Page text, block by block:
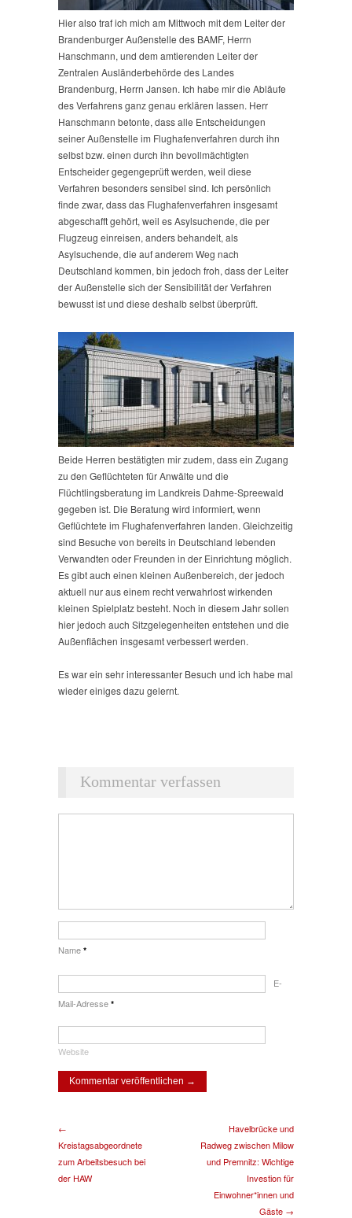
Hier also traf ich mich am Mittwoch mit dem Leiter der
Brandenburger Außenstelle des BAMF, Herrn
Hanschmann, und dem amtierenden Leiter der
Zentralen Ausländerbehörde des Landes
Brandenburg, Herrn Jansen. Ich habe mir die Abläufe
des Verfahrens ganz genau erklären lassen. Herr
Hanschmann betonte, dass alle Entscheidungen
seiner Außenstelle im Flughafenverfahren durch ihn
selbst bzw. einen durch ihn bevollmächtigten
Entscheider gegengeprüft werden, weil diese
Verfahren besonders sensibel sind. Ich persönlich
finde zwar, dass das Flughafenverfahren insgesamt
abgeschafft gehört, weil es Asylsuchende, die per
Flugzeug einreisen, anders behandelt, als
Asylsuchende, die auf anderem Weg nach
Deutschland kommen, bin jedoch froh, dass der Leiter
der Außenstelle sich der Sensibilität der Verfahren
bewusst ist und diese deshalb selbst überprüft.
Beide Herren bestätigten mir zudem, dass ein Zugang
zu den Geflüchteten für Anwälte und die
Flüchtlingsberatung im Landkreis Dahme-Spreewald
gegeben ist. Die Beratung wird informiert, wenn
Geflüchtete im Flughafenverfahren landen. Gleichzeitig
sind Besuche von bereits in Deutschland lebenden
Verwandten oder Freunden in der Einrichtung möglich.
Es gibt auch einen kleinen Außenbereich, der jedoch
aktuell nur aus einem recht verwahrlost wirkenden
kleinen Spielplatz besteht. Noch in diesem Jahr sollen
hier jedoch auch Sitzgelegenheiten entstehen und die
Außenflächen insgesamt verbessert werden.
Es war ein sehr interessanter Besuch und ich habe mal
wieder einiges dazu gelernt.
Kommentar verfassen
Name *
E-
Mail-Adresse *
Website
←
Kreistagsabgeordnete
zum Arbeitsbesuch bei
der HAW
Havelbrücke und
Radweg zwischen Milow
und Premnitz: Wichtige
Investion für
Einwohner*innen und
Gäste →